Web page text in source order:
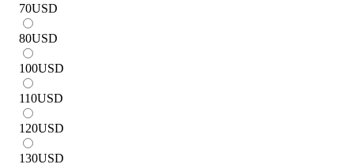
70USD
80USD
100USD
110USD
120USD
130USD